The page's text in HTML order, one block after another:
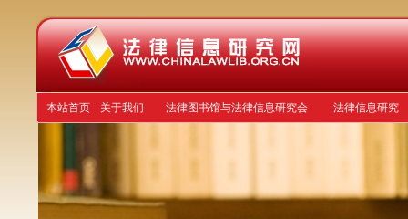
本站首页 关于我们 法律图书馆与法律信息研究会 法律信息研究